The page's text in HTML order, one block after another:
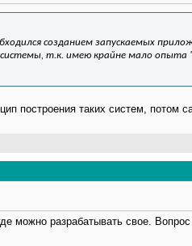
созданием запускаемых
т.к. имею крайне мало
построения таких систем, потом
можно разрабатывать свое.